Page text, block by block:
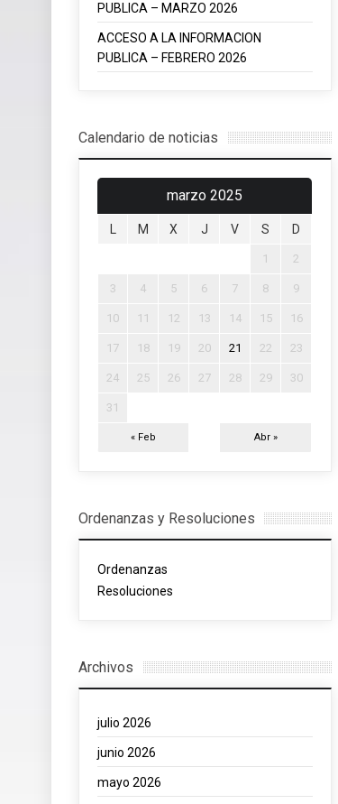
PUBLICA – MARZO 2026
ACCESO A LA INFORMACION
PUBLICA – FEBRERO 2026
Calendario de noticias
marzo 2025
M X J V S D
« Feb Abr »
1 2
3 4 5 6 7 8 9
10 11 12 13 14 15 16
17 18 19 20 21 22 23
24 25 26 27 28 29 30
31
Ordenanzas y Resoluciones
Ordenanzas
Resoluciones
Archivos
julio 2026
junio 2026
mayo 2026